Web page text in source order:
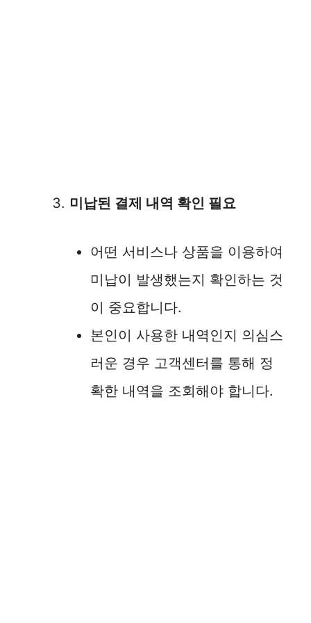
미납된 결제 내역 확인 필요
어떤 서비스나 상품을 이용하여
미납이 발생했는지 확인하는 것
이 중요합니다.
본인이 사용한 내역인지 의심스
러운 경우 고객센터를 통해 정
확한 내역을 조회해야 합니다.